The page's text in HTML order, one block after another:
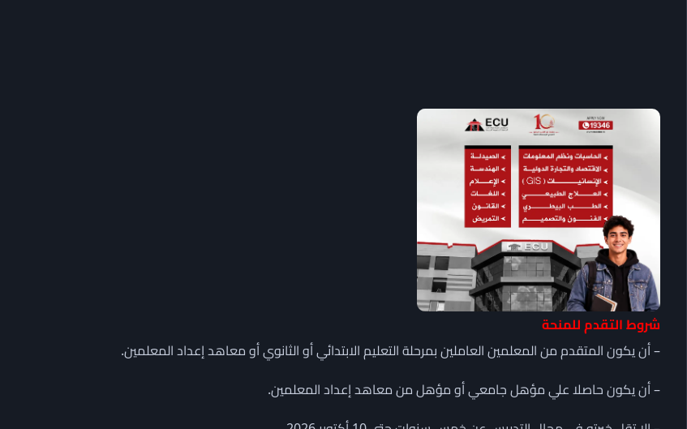
شروط التقدم للمنحة
– أن يكون المتقدم من المعلمين العاملين بمرحلة التعليم الابتدائي أو الثانوي أو معاهد إعداد المعلمين.
– أن يكون حاصلا علي مؤهل جامعي أو مؤهل من معاهد إعداد المعلمين.